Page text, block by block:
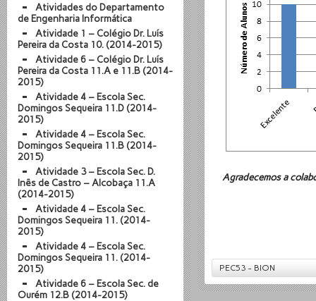
Agradecemos a
PEC53 - BION
Atividades do Departamento
de Engenharia Informática
Atividade 1 – Colégio Dr. Luís
Pereira da Costa 10. (2014-2015)
Atividade 6 – Colégio Dr. Luís
Pereira da Costa 11.A e 11.B (2014-
2015)
Atividade 4 – Escola Sec.
Domingos Sequeira 11.D (2014-
2015)
Atividade 4 – Escola Sec.
Domingos Sequeira 11.B (2014-
2015)
Atividade 3 – Escola Sec. D.
Inês de Castro – Alcobaça 11.A
(2014-2015)
Atividade 4 – Escola Sec.
Domingos Sequeira 11. (2014-
2015)
Atividade 4 – Escola Sec.
Domingos Sequeira 11. (2014-
2015)
Atividade 6 – Escola Sec. de
Ourém 12.B (2014-2015)